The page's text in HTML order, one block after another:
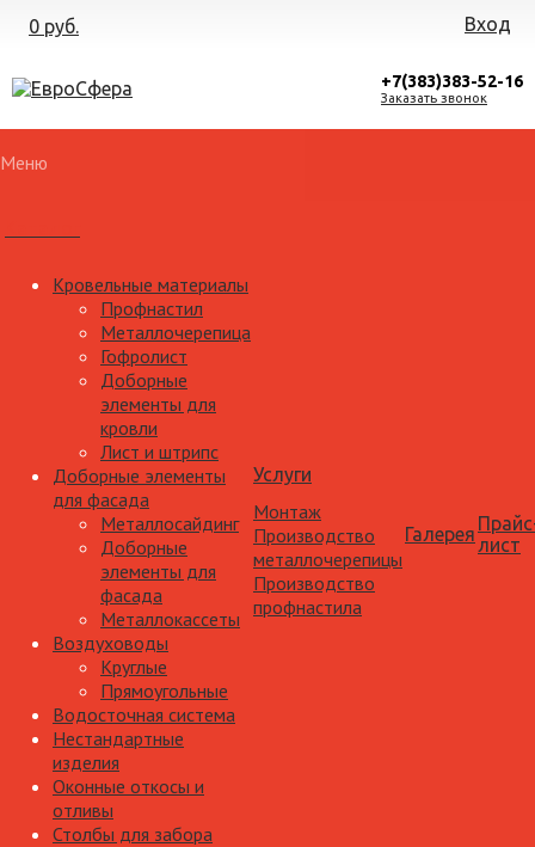
0 руб. Вход
+7(383)383-52-16
Заказать звонок
Меню
Кровельные материалы
Профнастил
Металлочерепица
Гофролист
Доборные
элементы для
кровли
Лист и штрипс
Доборные элементы
для фасада
Металлосайдинг
Доборные
элементы для
фасада
Металлокассеты
Воздуховоды
Круглые
Прямоугольные
Водосточная система
Нестандартные
изделия
Оконные откосы и
отливы
Столбы для забора
Услуги
Монтаж
Производство
металлочерепицы
Производство
профнастила
Галерея лист